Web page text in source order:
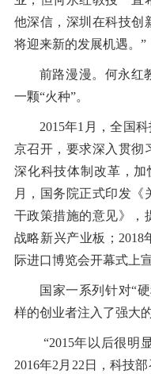
他深信，深圳在科技创
将迎来新的发展机遇。”
前路漫漫。何永红
一颗“火种”。
2015年1月，全国
京召开，要求深入贯彻
深化科技体制改革，
月，国务院正式印发
干政策措施的意见》，
战略新兴产业板；2018
际进口博览会开幕式上
国家一系列针对“
样的创业者注入了强大
“2015年以后很明
2016年2月22日，科技